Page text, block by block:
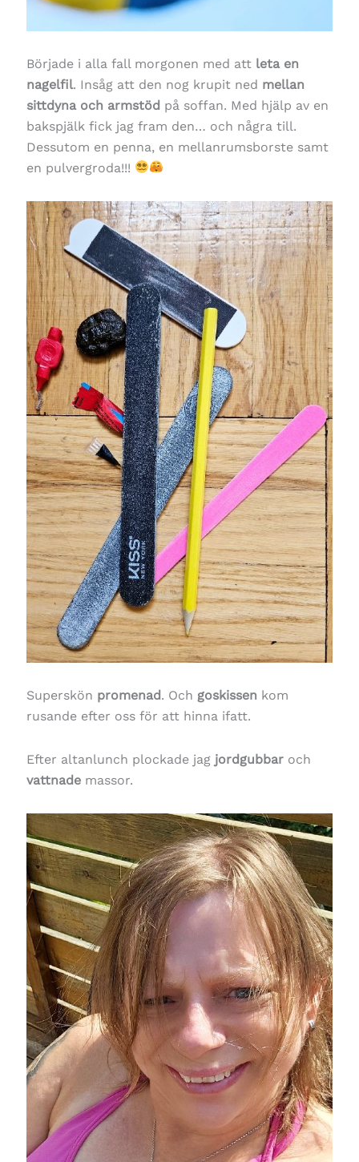
Började i alla fall morgonen med att leta en
nagelfil. Insåg att den nog krupit ned mellan
sittdyna och armstöd på soffan. Med hjälp av en
bakspjälk fick jag fram den… och några till.
Dessutom en penna, en mellanrumsborste samt
en pulvergroda!!!
Superskön promenad. Och goskissen kom
rusande efter oss för att hinna ifatt.
Efter altanlunch plockade jag jordgubbaroch
vattnademassor.